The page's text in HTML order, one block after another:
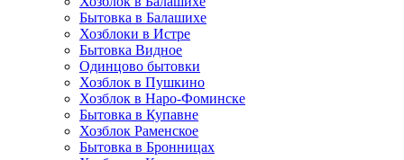
Бытовкa в Балашихе
Хозблоки в Истре
Бытовка Видное
Одинцово бытовки
Хозблок в Пушкино
Хозблок в Наро-Фоминске
Бытовка в Купавне
Хозблок Раменское
Бытовка в Бронницах